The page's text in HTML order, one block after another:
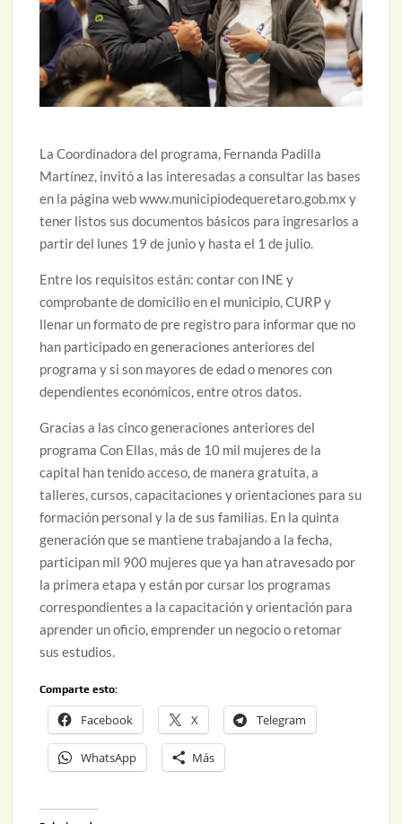
La Coordinadora del programa, Fernanda Padilla
Martínez, invitó a las interesadas a consultar las bases
en la página web www.municipiodequeretaro.gob.mx y
tener listos sus documentos básicos para ingresarlos a
partir del lunes 19 de junio y hasta el 1 de julio.
Entre los requisitos están: contar con INE y
comprobante de domicilio en el municipio, CURP y
llenar un formato de pre registro para informar que no
han participado en generaciones anteriores del
programa y si son mayores de edad o menores con
dependientes económicos, entre otros datos.
Gracias a las cinco generaciones anteriores del
programa Con Ellas, más de 10 mil mujeres de la
capital han tenido acceso, de manera gratuita, a
talleres, cursos, capacitaciones y orientaciones para su
formación personal y la de sus familias. En la quinta
generación que se mantiene trabajando a la fecha,
participan mil 900 mujeres que ya han atravesado por
la primera etapa y están por cursar los programas
correspondientes a la capacitación y orientación para
aprender un oficio, emprender un negocio o retomar
sus estudios.
Comparte esto:
Facebook X Telegram
WhatsApp Más